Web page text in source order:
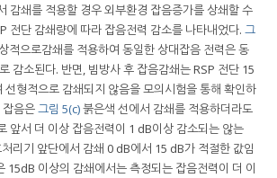
감쇄를 적용할 경우 외부환경 잡음증가를 상쇄할 수
전단 감쇄량에 따라 잡음전력 감소를 나타내었다. 그
적으로감쇄를 적용하여 동일한 상대잡음 전력은 동
감소된다. 반면, 빔방사 후 잡음감쇄는 RSP 전단 15
선형적으로 감쇄되지 않음을 모의시험을 통해 확인하
잡음은그림 5(c)붉은색 선에서 감쇄를 적용하더라도
앞서 더 이상 잡음전력이 1 dB이상 감소되는 않는
리기 앞단에서 감쇄 0 dB에서 15 dB가 적절한 값임
15dB 이상의 감쇄에서는 측정되는 잡음전력이 더 이